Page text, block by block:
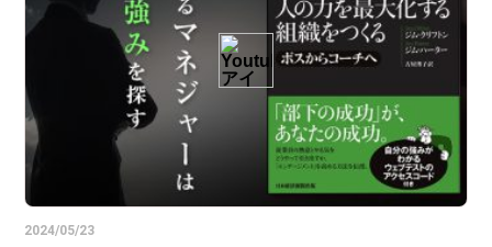
2024/05/23